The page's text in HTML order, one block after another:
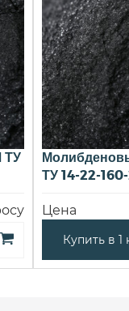
ТУ
ТУ 14-22-
Цена
Купить в 1